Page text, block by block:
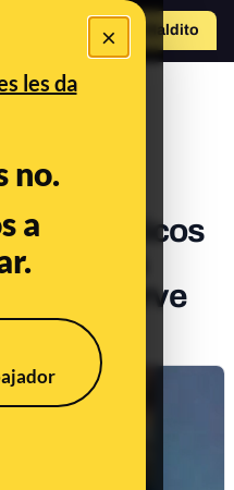
×
les da
no.
a
Hazte Maldito
de dos
para
el
19 no es
PCR sí sirve